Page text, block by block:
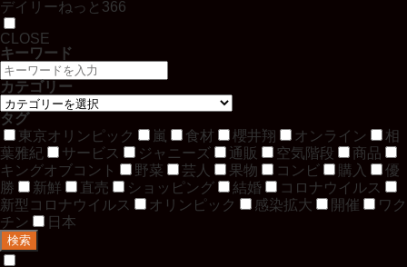
デイリーねっと366
CLOSE
キーワード
カテゴリー
タグ
東京オリンピック
嵐 食材 櫻井翔 オンライン
相
葉雅紀
サービス ジャニーズ 通販 空気階段
商品
キングオブコント
野菜 芸人 果物 コンビ 購入
優
勝
新鮮 直売 ショッピング 結婚
コロナウイルス
新型コロナウイルス
オリンピック 感染拡大 開催
ワク
チン
日本
検索